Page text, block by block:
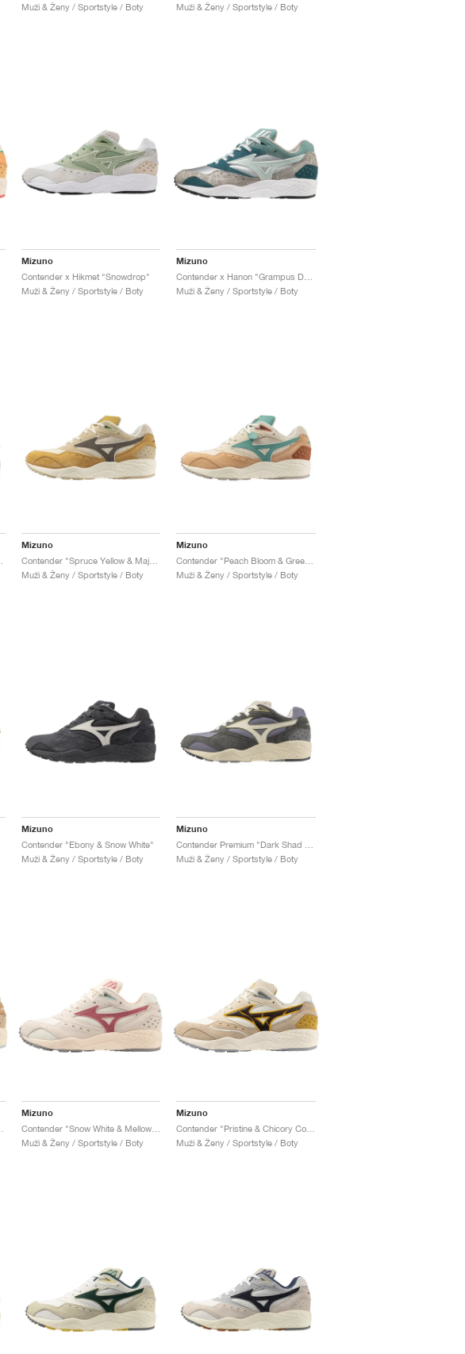
Muži & Ženy / Sportstyle / Boty Muži & Ženy / Sportstyle / Boty
Mizuno
Contender x Hikmet "Snowdrop"
Muži & Ženy / Sportstyle / Boty
Mizuno
Muži & Ženy / Sportstyle / Boty
Mizuno
Contender "Spruce Yellow & Major Brown"
Muži & Ženy / Sportstyle / Boty
Mizuno
Muži & Ženy / Sportstyle / Boty
Mizuno
Contender "Ebony & Snow White"
Muži & Ženy / Sportstyle / Boty
Mizuno
Muži & Ženy / Sportstyle / Boty
Mizuno
Contender "Snow White & Mellow Mauve"
Muži & Ženy / Sportstyle / Boty
Mizuno
Muži & Ženy / Sportstyle / Boty